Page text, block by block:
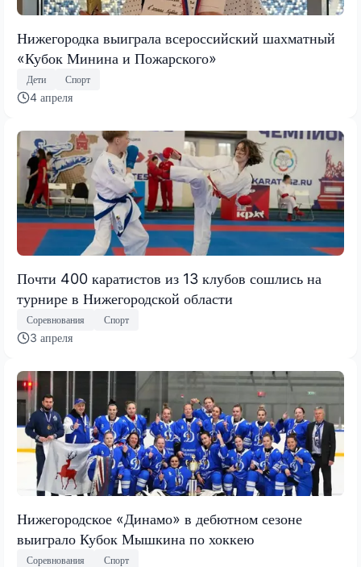
Нижегородка выиграла всероссийский шахматный
«Кубок Минина и Пожарского»
Дети Спорт
4 апреля
Почти 400 каратистов из 13 клубов сошлись на
турнире в Нижегородской области
Соревнования Спорт
3 апреля
Нижегородское «Динамо» в дебютном сезоне
выиграло Кубок Мышкина по хоккею
Соревнования Спорт